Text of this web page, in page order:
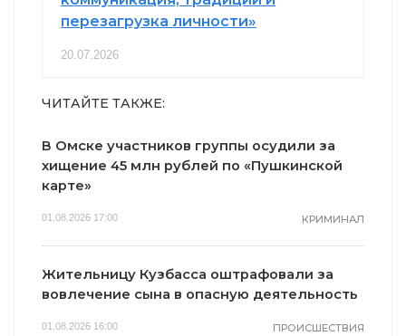
перезагрузка личности»
20.07.2026
ЧИТАЙТЕ ТАКЖЕ:
В Омске участников группы осудили за
хищение 45 млн рублей по «Пушкинской
карте»
01.08.2026 17:00 КРИМИНАЛ
Жительницу Кузбасса оштрафовали за
вовлечение сына в опасную деятельность
01.08.2026 16:00 ПРОИСШЕСТВИЯ